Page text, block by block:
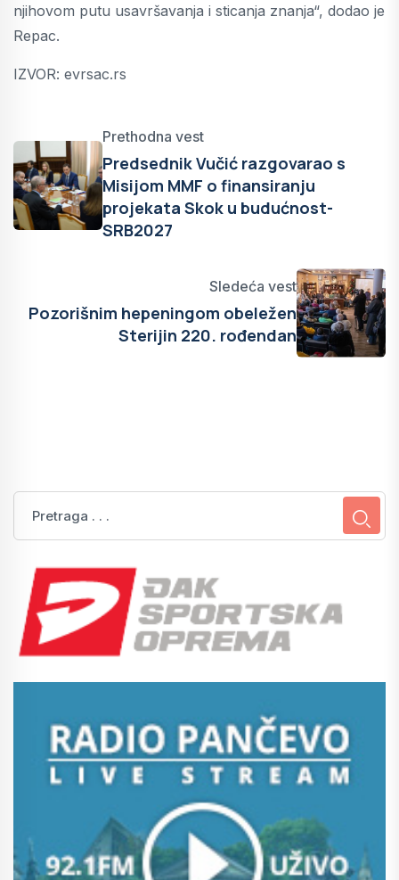
njihovom putu usavršavanja i sticanja znanja“, dodao je
Repac.
IZVOR: evrsac.rs
Prethodna vest
Predsednik Vučić razgovarao s
Misijom MMF o finansiranju
projekata Skok u budućnost-
SRB2027
Sledeća vest
Pozorišnim hepeningom obeležen
Sterijin 220. rođendan